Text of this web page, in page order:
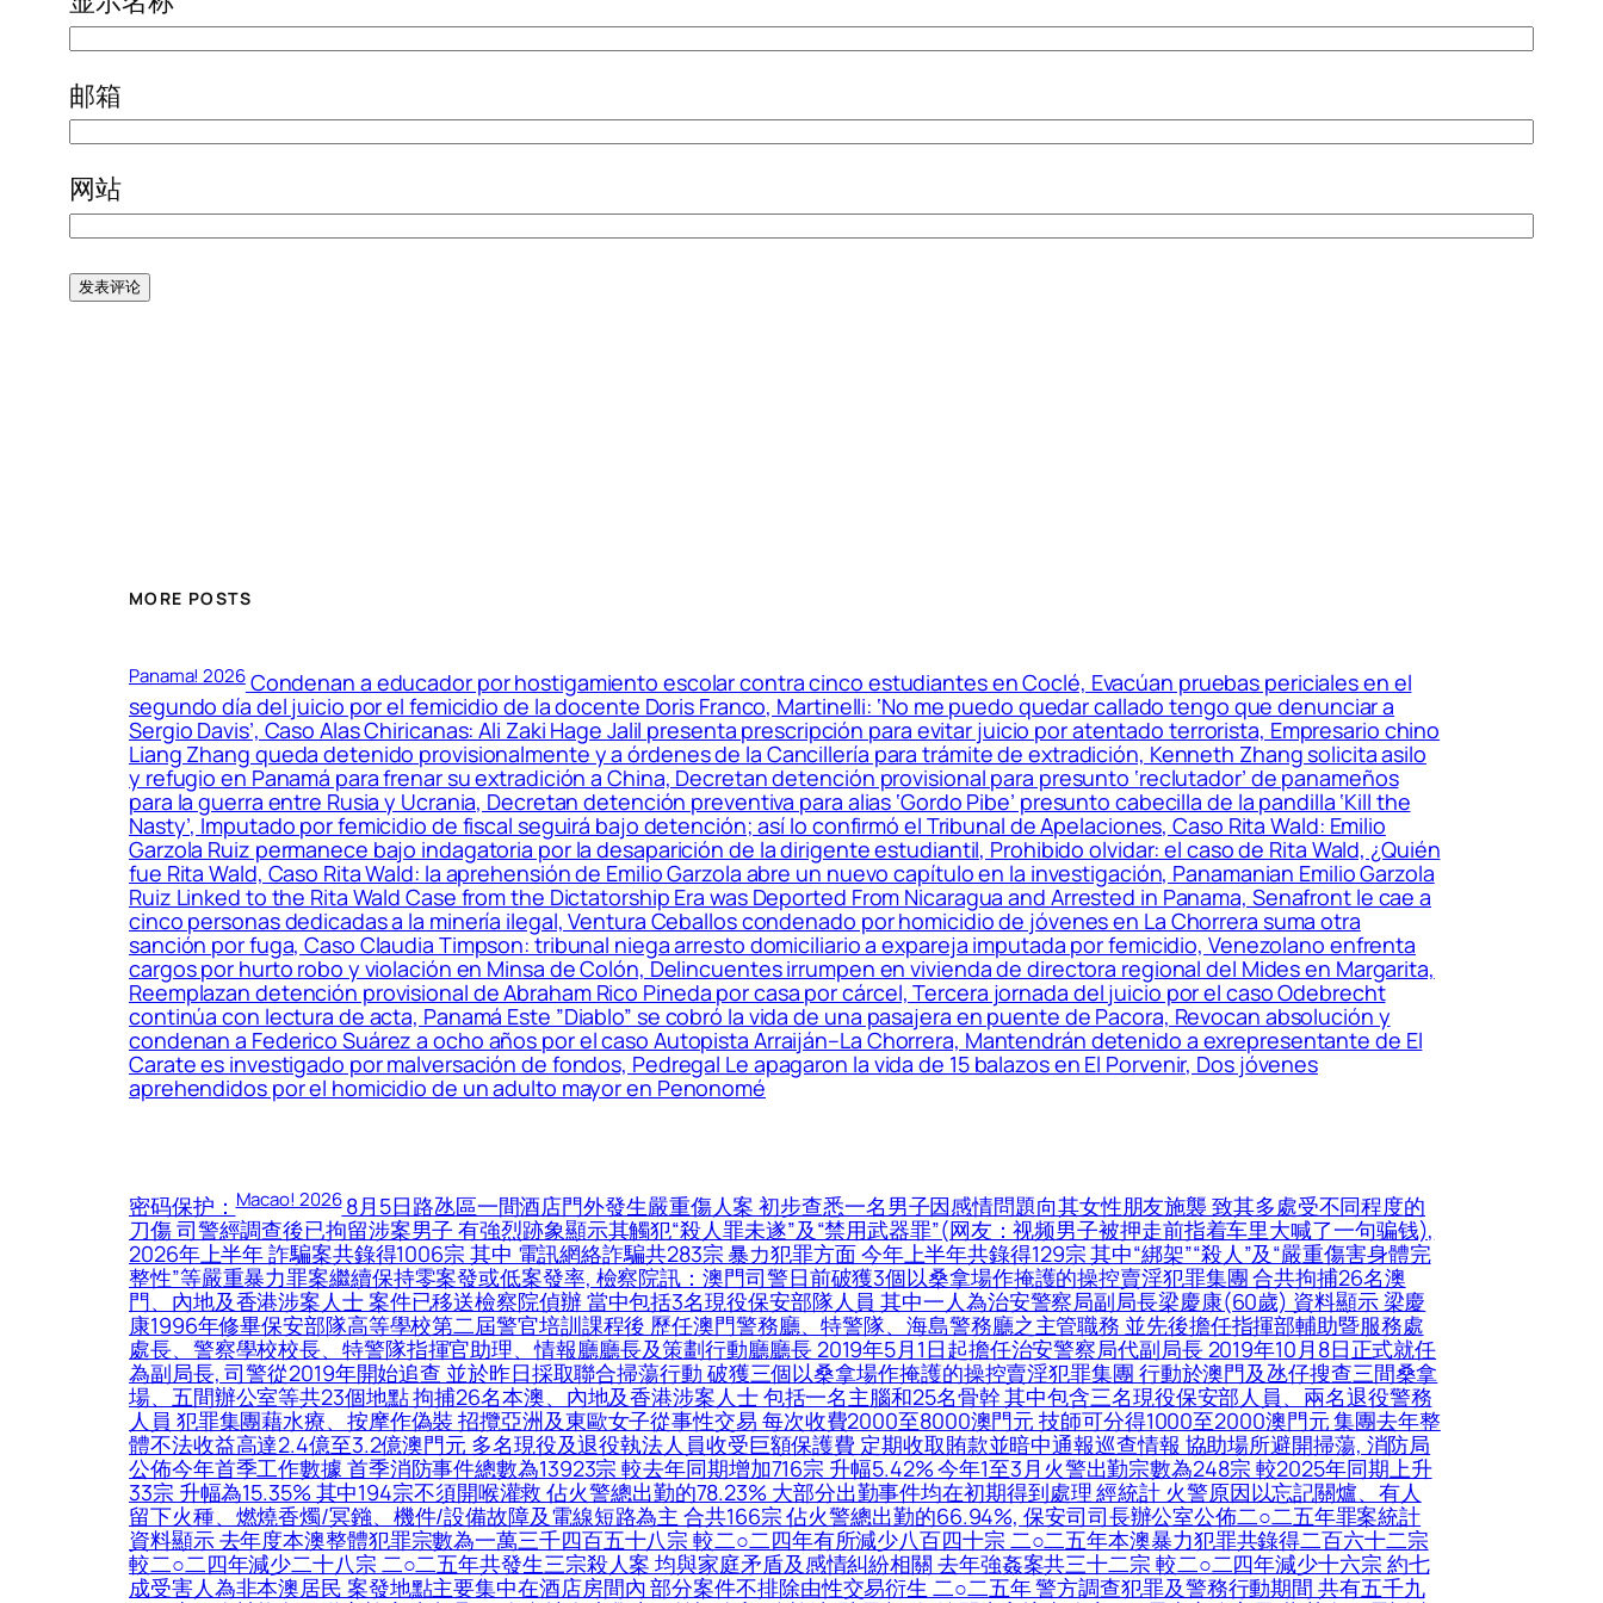
邮箱
网站
MORE POSTS
Panama! 2026Condenan a educador por hostigamiento escolar contra cinco estudiantes en Coclé, Evacúan pruebas periciales en el
segundo día del juicio por el femicidio de la docente Doris Franco, Martinelli: ‘No me puedo quedar callado tengo que denunciar a
Sergio Davis’, Caso Alas Chiricanas: Ali Zaki Hage Jalil presenta prescripción para evitar juicio por atentado terrorista, Empresario chino
Liang Zhang queda detenido provisionalmente y a órdenes de la Cancillería para trámite de extradición, Kenneth Zhang solicita asilo
y refugio en Panamá para frenar su extradición a China, Decretan detención provisional para presunto ‘reclutador’ de panameños
para la guerra entre Rusia y Ucrania, Decretan detención preventiva para alias ‘Gordo Pibe’ presunto cabecilla de la pandilla ‘Kill the
Nasty’, Imputado por femicidio de fiscal seguirá bajo detención; así lo confirmó el Tribunal de Apelaciones, Caso Rita Wald: Emilio
Garzola Ruiz permanece bajo indagatoria por la desaparición de la dirigente estudiantil, Prohibido olvidar: el caso de Rita Wald, ¿Quién
fue Rita Wald, Caso Rita Wald: la aprehensión de Emilio Garzola abre un nuevo capítulo en la investigación, Panamanian Emilio Garzola
Ruiz Linked to the Rita Wald Case from the Dictatorship Era was Deported From Nicaragua and Arrested in Panama, Senafront le cae a
cinco personas dedicadas a la minería ilegal, Ventura Ceballos condenado por homicidio de jóvenes en La Chorrera suma otra
sanción por fuga, Caso Claudia Timpson: tribunal niega arresto domiciliario a expareja imputada por femicidio, Venezolano enfrenta
cargos por hurto robo y violación en Minsa de Colón, Delincuentes irrumpen en vivienda de directora regional del Mides en Margarita,
Reemplazan detención provisional de Abraham Rico Pineda por casa por cárcel, Tercera jornada del juicio por el caso Odebrecht
continúa con lectura de acta, Panamá Este ”Diablo” se cobró la vida de una pasajera en puente de Pacora, Revocan absolución y
condenan a Federico Suárez a ocho años por el caso Autopista Arraiján–La Chorrera, Mantendrán detenido a exrepresentante de El
Carate es investigado por malversación de fondos, Pedregal Le apagaron la vida de 15 balazos en El Porvenir, Dos jóvenes
aprehendidos por el homicidio de un adulto mayor en Penonomé
密码保护：Macao! 20268月5日路氹區一間酒店門外發生嚴重傷人案 初步查悉一名男子因感情問題向其女性朋友施襲 致其多處受不同程度的
刀傷 司警經調查後已拘留涉案男子 有強烈跡象顯示其觸犯“殺人罪未遂”及“禁用武器罪”(网友：视频男子被押走前指着车里大喊了一句骗钱),
2026年上半年 詐騙案共錄得1006宗 其中 電訊網絡詐騙共283宗 暴力犯罪方面 今年上半年共錄得129宗 其中“綁架”“殺人”及“嚴重傷害身體完
整性”等嚴重暴力罪案繼續保持零案發或低案發率, 檢察院訊：澳門司警日前破獲3個以桑拿場作掩護的操控賣淫犯罪集團 合共拘捕26名澳
門、內地及香港涉案人士 案件已移送檢察院偵辦 當中包括3名現役保安部隊人員 其中一人為治安警察局副局長梁慶康(60歲) 資料顯示 梁慶
康1996年修畢保安部隊高等學校第二屆警官培訓課程後 歷任澳門警務廳、特警隊、海島警務廳之主管職務 並先後擔任指揮部輔助暨服務處
處長、警察學校校長、特警隊指揮官助理、情報廳廳長及策劃行動廳廳長 2019年5月1日起擔任治安警察局代副局長 2019年10月8日正式就任
為副局長, 司警從2019年開始追查 並於昨日採取聯合掃蕩行動 破獲三個以桑拿場作掩護的操控賣淫犯罪集團 行動於澳門及氹仔搜查三間桑拿
場、五間辦公室等共23個地點 拘捕26名本澳、內地及香港涉案人士 包括一名主腦和25名骨幹 其中包含三名現役保安部人員、兩名退役警務
人員 犯罪集團藉水療、按摩作偽裝 招攬亞洲及東歐女子從事性交易 每次收費2000至8000澳門元 技師可分得1000至2000澳門元 集團去年整
體不法收益高達2.4億至3.2億澳門元 多名現役及退役執法人員收受巨額保護費 定期收取賄款並暗中通報巡查情報 協助場所避開掃蕩, 消防局
公佈今年首季工作數據 首季消防事件總數為13923宗 較去年同期增加716宗 升幅5.42% 今年1至3月火警出勤宗數為248宗 較2025年同期上升
33宗 升幅為15.35% 其中194宗不須開喉灌救 佔火警總出勤的78.23% 大部分出勤事件均在初期得到處理 經統計 火警原因以忘記關爐、有人
留下火種、燃燒香燭/冥鏹、機件/設備故障及電線短路為主 合共166宗 佔火警總出勤的66.94%, 保安司司長辦公室公佈二○二五年罪案統計
資料顯示 去年度本澳整體犯罪宗數為一萬三千四百五十八宗 較二○二四年有所減少八百四十宗 二○二五年本澳暴力犯罪共錄得二百六十二宗
較二○二四年減少二十八宗 二○二五年共發生三宗殺人案 均與家庭矛盾及感情糾紛相關 去年強姦案共三十二宗 較二○二四年減少十六宗 約七
成受害人為非本澳居民 案發地點主要集中在酒店房間內 部分案件不排除由性交易衍生 二○二五年 警方調查犯罪及警務行動期間 共有五千九